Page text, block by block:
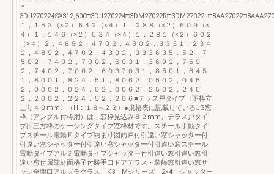
＊
１，１５３（×２）５４２（×４）１，２８８（×２）６０９（×
４）１，１４６（×２）５３４（×４）１，２８１（×２）６０２
（×４）２，４８９２，４７０２，４３０２，３３３１，２３４
２，４８９２，４７０２，４３０２，３３３６３５．５２，７
５９２，７４０２，７００２，６０３１，３６９２，７５９
２，７４０２，７００２，６０３７０３１，８５０１，８４５
１，８００１，８２４．５１，８０６２，０５０２，０４５
２，０００２，０２４．５２，００６２，２５０２，２４５
２，２００２，２２４．５２，２０６■テラス戸タイプ〈下枠立
上り４０mm〉（H：１８∼２２）●規格表に記載しているJS窓
枠（アングル付枠用）は、窓枠見込み８２mm、テラス戸タイ
プは三方枠のケーシングタイプ窓枠材です。スチール手動タイ
プスチール電動Ｅタイプ納まり図雨戸付引違い窓シャッター付
引違い窓シャッター付引違い窓シャッター付引違い窓スチール
電動タイプアルミ電動タイプシャッター付引違い窓引違い窓引
違い窓付属部材面格子付勝手口ドアテラス・装飾窓引違い窓サ
ッシ全開口アルプラクラス K3 Mシリーズ 2×4 シャッター